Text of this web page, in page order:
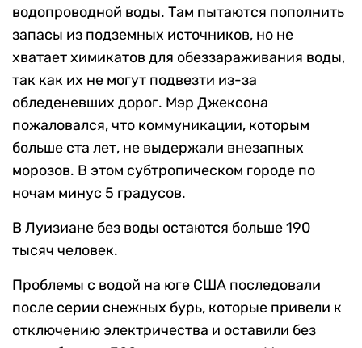
водопроводной воды. Там пытаются пополнить
запасы из подземных источников, но не
хватает химикатов для обеззараживания воды,
так как их не могут подвезти из-за
обледеневших дорог. Мэр Джексона
пожаловался, что коммуникации, которым
больше ста лет, не выдержали внезапных
морозов. В этом субтропическом городе по
ночам минус 5 градусов.
В Луизиане без воды остаются больше 190
тысяч человек.
Проблемы с водой на юге США последовали
после серии снежных бурь, которые привели к
отключению электричества и оставили без